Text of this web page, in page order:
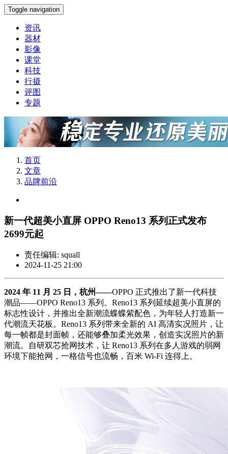
Toggle navigation
资讯
器材
影像
课堂
科技
行摄
评图
专题
首页
文章
品牌前沿
新一代超美小直屏 OPPO Reno13 系列正式发布
2699元起
责任编辑: squall
2024-11-25 21:00
2024 年 11 月 25 日，杭州——OPPO 正式推出了新一代科技
潮品——OPPO Reno13 系列。Reno13 系列延续超美小直屏的
标志性设计，并推出全新潮流蝶蝶紫配色，为年轻人打造新一
代潮流天花板。Reno13 系列带来全新的 AI 高清实况照片，让
每一帧都是封面帧，还能够叠加柔光效果，创造实况照片的新
潮流。自研双芯抢网技术，让 Reno13 系列在多人游戏的弱网
环境下能抢网，一格信号也流畅，百米 Wi-Fi 连得上。